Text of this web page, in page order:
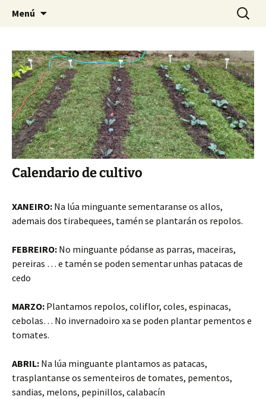
Quintasnovas
Pagina sobre licores,viño, cervexa, sidra,
receitas, fotografia, agricultura, informatica,
linux e outras afeccións
Menú Buscar:
Calendario de cultivo
XANEIRO: Na lúa minguante sementaranse os allos,
ademais dos tirabequees, tamén se plantarán os repolos.
FEBREIRO: No minguante pódanse as parras, maceiras,
pereiras … e tamén se poden sementar unhas patacas de
cedo
MARZO: Plantamos repolos, coliflor, coles, espinacas,
cebolas… No invernadoiro xa se poden plantar pementos e
tomates.
ABRIL: Na lúa minguante plantamos as patacas,
trasplantanse os sementeiros de tomates, pementos,
sandias, melons, pepinillos, calabacín